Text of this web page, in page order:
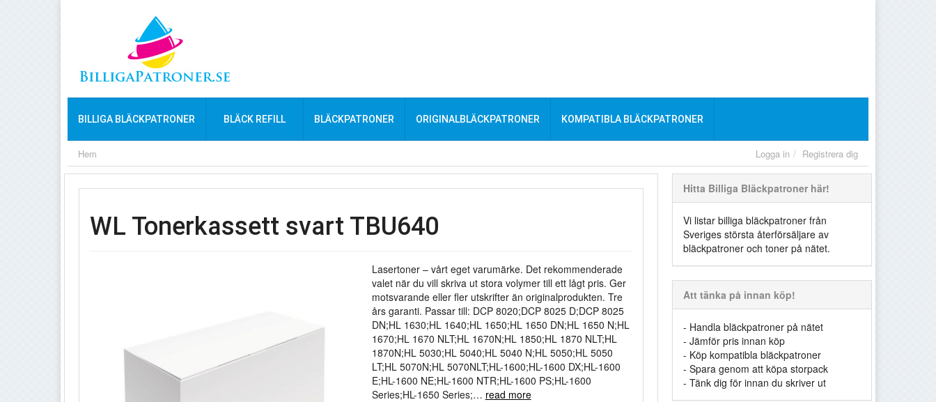
BILLIGA BLÄCKPATRONER BLÄCK REFILL BLÄCKPATRONER ORIGINALBLÄCKPATRONER KOMPATIBLA BLÄCKPATRONER
Hem Logga in Registrera dig
WL Tonerkassett svart TBU640
Lasertoner – vårt eget varumärke. Det rekommenderade
valet när du vill skriva ut stora volymer till ett lågt pris. Ger
motsvarande eller fler utskrifter än originalprodukten. Tre
års garanti. Passar till: DCP 8020;DCP 8025 D;DCP 8025
DN;HL 1630;HL 1640;HL 1650;HL 1650 DN;HL 1650 N;HL
1670;HL 1670 NLT;HL 1670N;HL 1850;HL 1870 NLT;HL
1870N;HL 5030;HL 5040;HL 5040 N;HL 5050;HL 5050
LT;HL 5070N;HL 5070NLT;HL-1600;HL-1600 DX;HL-1600
E;HL-1600 NE;HL-1600 NTR;HL-1600 PS;HL-1600
Series;HL-1650 Series;… read more
Hitta Billiga Bläckpatroner här!
Vi listar billiga bläckpatroner från
Sveriges största återförsäljare av
bläckpatroner och toner på nätet.
Att tänka på innan köp!
- Handla bläckpatroner på nätet
- Jämför pris innan köp
- Köp kompatibla bläckpatroner
- Spara genom att köpa storpack
- Tänk dig för innan du skriver ut